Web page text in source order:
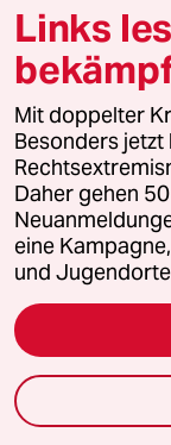
mit
Links
Mit doppelter
Besonders
Daher gehen
eine
und